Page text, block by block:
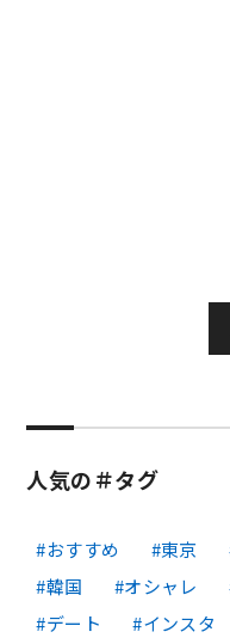
人気の＃タグ
おすすめ 東京
韓国
オシャレ
デート
インスタ